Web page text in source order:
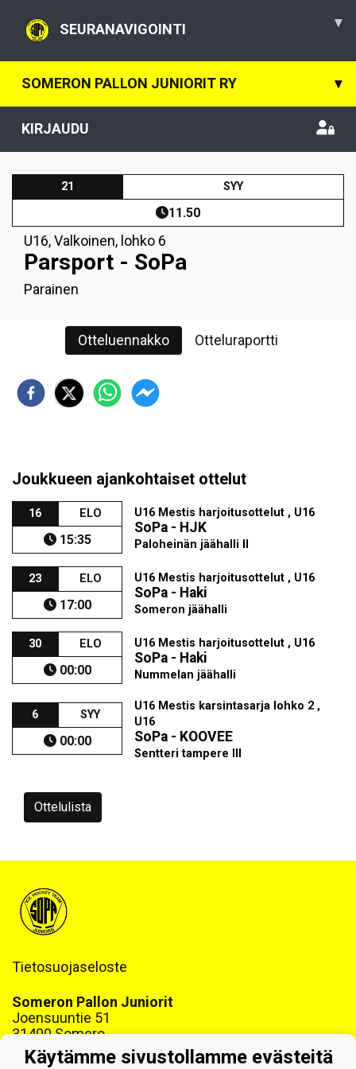
SEURANAVIGOINTI ▾
SOMERON PALLON JUNIORIT RY ▾
KIRJAUDU
21 SYY
11.50
U16,Valkoinen, lohko 6
Parsport - SoPa
Parainen
Otteluennakko Otteluraportti
Joukkueen ajankohtaiset ottelut
16 ELO
15:35
U16 Mestis harjoitusottelut , U16
SoPa - HJK
Paloheinän jäähalli II
23 ELO
17:00
U16 Mestis harjoitusottelut , U16
SoPa - Haki
Someron jäähalli
30 ELO
00:00
U16 Mestis harjoitusottelut , U16
SoPa - Haki
Nummelan jäähalli
6 SYY
00:00
U16 Mestis karsintasarja lohko 2 ,
U16
SoPa - KOOVEE
Sentteri tampere III
Ottelulista
Tietosuojaseloste
Someron Pallon Juniorit
Joensuuntie 51
31400 Somero
www.sopajuniorit.fi
Y-tunnus: 1468999-6
Käytämme sivustollamme evästeitä